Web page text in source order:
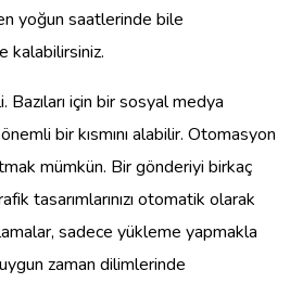
yoğun saatlerinde bile
kalabilirsiniz.
için bir sosyal medya
bir kısmını alabilir. Otomasyon
mümkün. Bir gönderiyi birkaç
tasarımlarınızı otomatik olarak
sadece yükleme yapmakla
zaman dilimlerinde